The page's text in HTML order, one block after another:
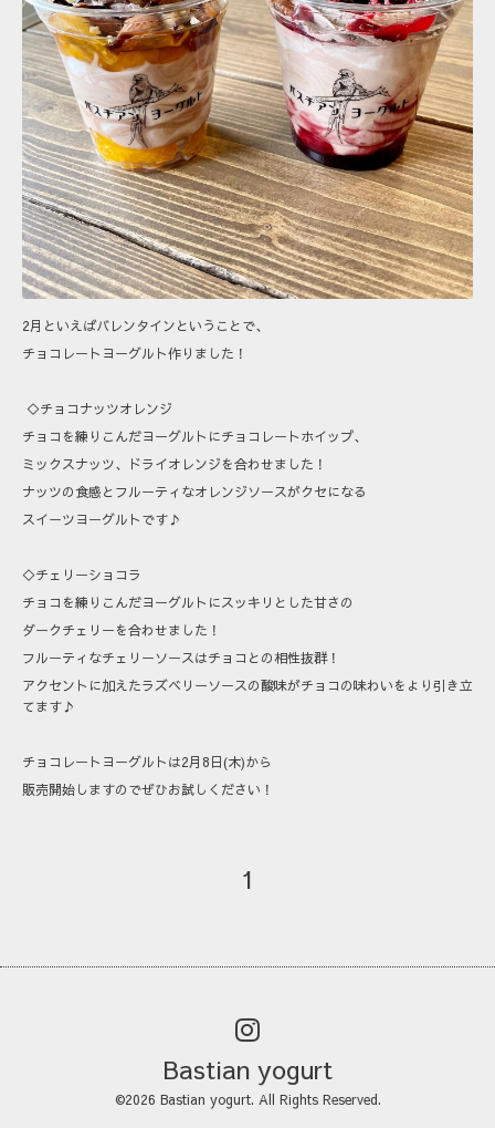
2月といえばバレンタインということで、
チョコレートヨーグルト作りました！
◇チョコナッツオレンジ
チョコを練りこんだヨーグルトにチョコレートホイップ、
ミックスナッツ、ドライオレンジを合わせました！
ナッツの食感とフルーティなオレンジソースがクセになる
スイーツヨーグルトです♪
◇チェリーショコラ
チョコを練りこんだヨーグルトにスッキリとした甘さの
ダークチェリーを合わせました！
フルーティなチェリーソースはチョコとの相性抜群！
アクセントに加えたラズベリーソースの酸味がチョコの味わいをより引き立
てます♪
チョコレートヨーグルトは2月8日(木)から
販売開始しますのでぜひお試しください！
1
Bastian yogurt
©2026 Bastian yogurt. All Rights Reserved.